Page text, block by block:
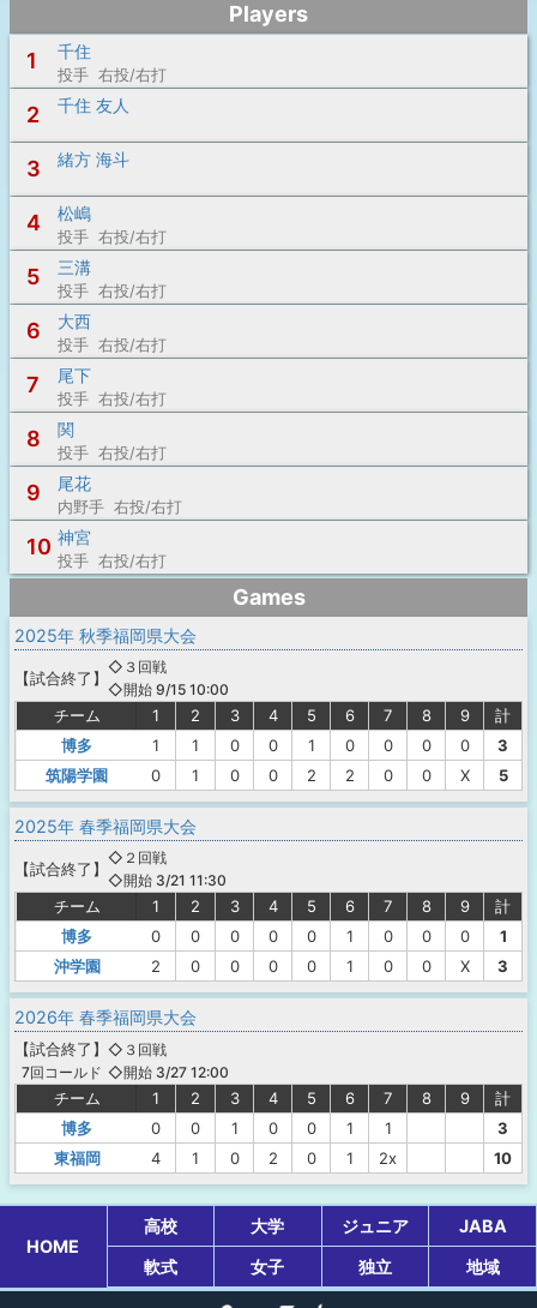
Players
1
千住
投手 右投/右打
2 千住 友人
3 緒方 海斗
4 松嶋
投手 右投/右打
5 三溝
投手 右投/右打
6 大西
投手 右投/右打
7 尾下
投手 右投/右打
8 関
投手 右投/右打
9 尾花
内野手 右投/右打
10 神宮
投手 右投/右打
Games
2025年 秋季福岡県大会
【試合終了 】
◇３回戦
◇開始 9/15 10:00
チーム 1 2 3 4 5 6 7 8 9
計
博多
1 1 0 0 1 0 0 0 0
3
筑陽学園
0 1 0 0 2 2 0 0 X 5
2025年 春季福岡県大会
【試合終了 】
◇２回戦
◇開始 3/21 11:30
チーム 1 2 3 4 5 6 7 8 9
計
博多
0 0 0 0 0 1 0 0 0
1
沖学園
2 0 0 0 0 1 0 0 X 3
2026年 春季福岡県大会
【試合終了 】
7回コールド
◇３回戦
◇開始 3/27 12:00
チーム 1 2 3 4 5 6 7 8 9
計
博多
0 0 1 0 0 1 1
3
東福岡
4 1 0 2 0 1 2x 10
HOME
高校 大学 ジュニア
JABA
軟式
女子 独立 地域